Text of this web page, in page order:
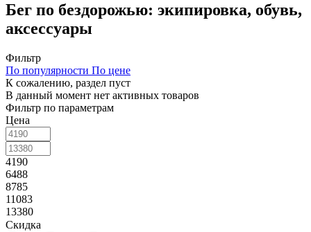
Бег по бездорожью: экипировка, обувь,
аксессуары
Фильтр
По популярности По цене
К сожалению, раздел пуст
В данный момент нет активных товаров
Фильтр по параметрам
Цена
4190
6488
8785
11083
13380
Скидка